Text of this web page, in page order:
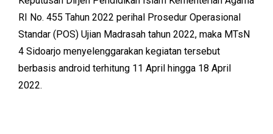
RI No. 455 Tahun 2022 perihal Prosedur Operasional
Standar (POS) Ujian Madrasah tahun 2022, maka MTsN
4 Sidoarjo menyelenggarakan kegiatan tersebut
berbasis android terhitung 11 April hingga 18 April
2022.